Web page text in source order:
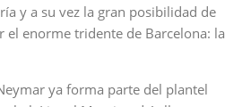
y a su vez la gran posibilidad de
el enorme tridente de Barcelona: la
ya forma parte del plantel